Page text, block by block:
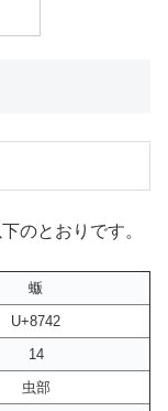
のとおりです。
蝂
U+8742
14
虫部